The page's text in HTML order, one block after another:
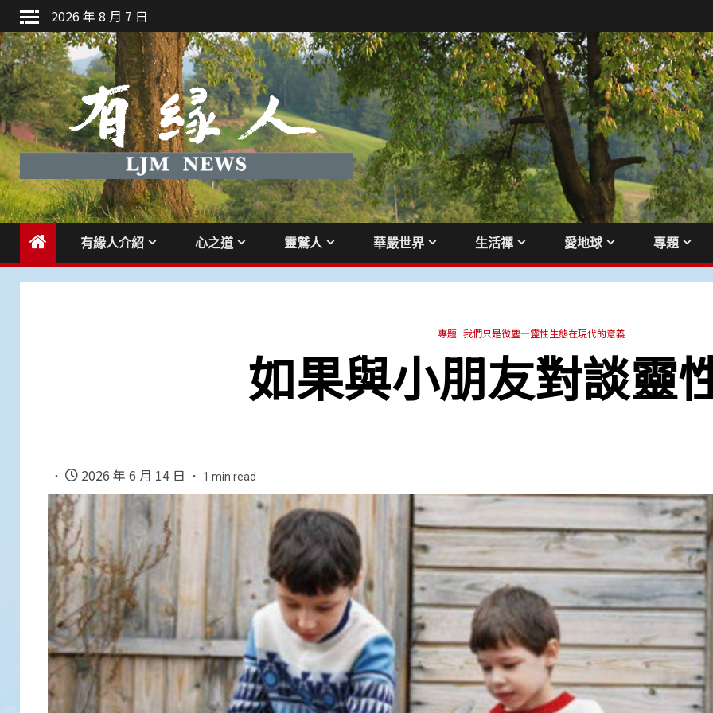
Skip
to
content
2026 年 8 月 7 日
有緣人介紹 心之道 靈鷲人 華嚴世界 生活禪 愛地球 專題
專題 我們只是微塵—靈性生態在現代的意義
如果與小朋友對談靈
2026 年 6 月 14 日 1 min read